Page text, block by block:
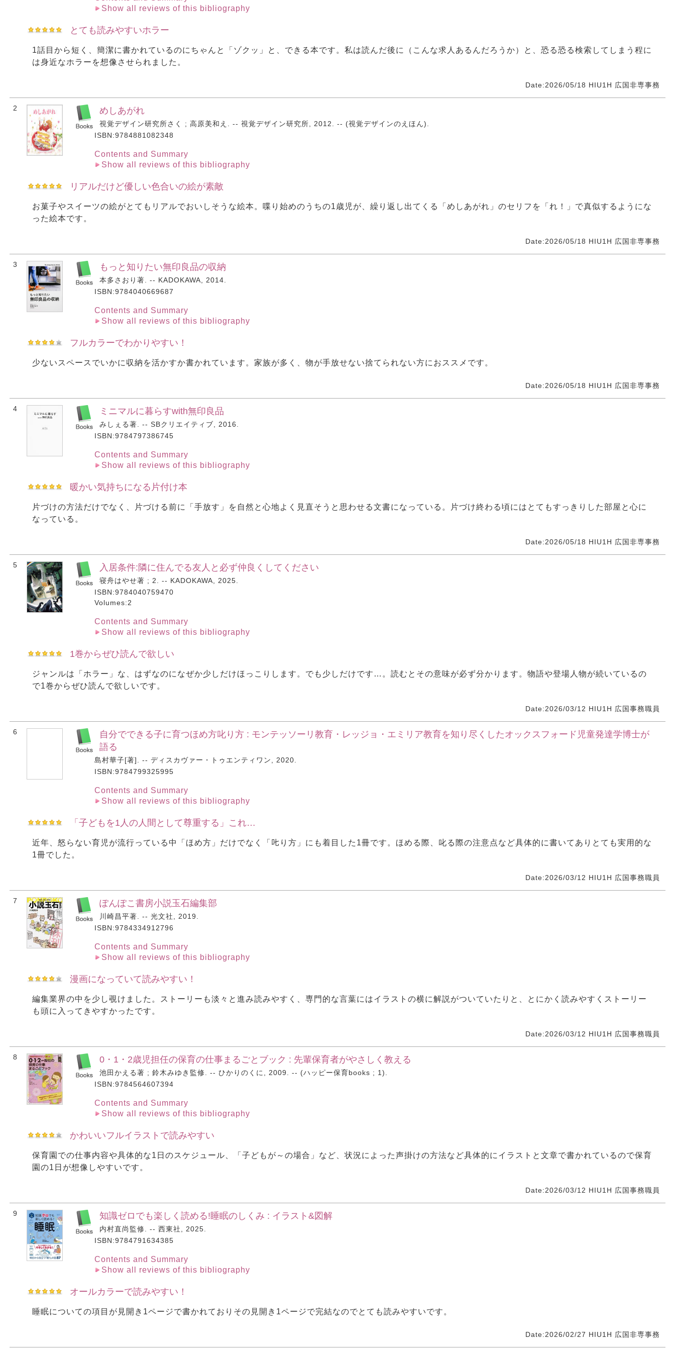
Show all reviews of this bibliography
とても読みやすいホラー
1話目から短く、簡潔に書かれているのにちゃんと「ゾクッ」と、できる本です。私は読んだ後に（こんな求人あるんだろうか）と、恐る恐る検索してしまう程に
は身近なホラーを想像させられました。
Date:2026/05/18 HIU1H 広国非専事務
2 めしあがれ
視覚デザイン研究所さく ; 高原美和え. -- 視覚デザイン研究所, 2012. -- (視覚デザインのえほん).
ISBN:9784881082348
Contents and Summary
Show all reviews of this bibliography
リアルだけど優しい色合いの絵が素敵
お菓子やスイーツの絵がとてもリアルでおいしそうな絵本。喋り始めのうちの1歳児が、繰り返し出てくる「めしあがれ」のセリフを「れ！」で真似するようにな
った絵本です。
Date:2026/05/18 HIU1H 広国非専事務
3 もっと知りたい無印良品の収納
本多さおり著. -- KADOKAWA, 2014.
ISBN:9784040669687
Contents and Summary
Show all reviews of this bibliography
フルカラーでわかりやすい！
少ないスペースでいかに収納を活かすか書かれています。家族が多く、物が手放せない捨てられない方におススメです。
Date:2026/05/18 HIU1H 広国非専事務
4 ミニマルに暮らすwith無印良品
みしぇる著. -- SBクリエイティブ, 2016.
ISBN:9784797386745
Contents and Summary
Show all reviews of this bibliography
暖かい気持ちになる片付け本
片づけの方法だけでなく、片づける前に「手放す」を自然と心地よく見直そうと思わせる文書になっている。片づけ終わる頃にはとてもすっきりした部屋と心に
なっている。
Date:2026/05/18 HIU1H 広国非専事務
5 入居条件:隣に住んでる友人と必ず仲良くしてください
寝舟はやせ著 ; 2. -- KADOKAWA, 2025.
ISBN:9784040759470
Volumes:2
Contents and Summary
Show all reviews of this bibliography
1巻からぜひ読んで欲しい
ジャンルは「ホラー」な、はずなのになぜか少しだけほっこりします。でも少しだけです…。読むとその意味が必ず分かります。物語や登場人物が続いているの
で1巻からぜひ読んで欲しいです。
Date:2026/03/12 HIU1H 広国事務職員
6
自分でできる子に育つほめ方叱り方 : モンテッソーリ教育・レッジョ・エミリア教育を知り尽くしたオックスフォード児童発達学博士が
語る
島村華子[著]. -- ディスカヴァー・トゥエンティワン, 2020.
ISBN:9784799325995
Contents and Summary
Show all reviews of this bibliography
「子どもを1人の人間として尊重する」これ…
近年、怒らない育児が流行っている中「ほめ方」だけでなく「𠮟り方」にも着目した1冊です。ほめる際、叱る際の注意点など具体的に書いてありとても実用的な
1冊でした。
Date:2026/03/12 HIU1H 広国事務職員
7 ぽんぽこ書房小説玉石編集部
川崎昌平著. -- 光文社, 2019.
ISBN:9784334912796
Contents and Summary
Show all reviews of this bibliography
漫画になっていて読みやすい！
編集業界の中を少し覗けました。ストーリーも淡々と進み読みやすく、専門的な言葉にはイラストの横に解説がついていたりと、とにかく読みやすくストーリー
も頭に入ってきやすかったです。
Date:2026/03/12 HIU1H 広国事務職員
8 0・1・2歳児担任の保育の仕事まるごとブック : 先輩保育者がやさしく教える
池田かえる著 ; 鈴木みゆき監修. -- ひかりのくに, 2009. -- (ハッピー保育books ; 1).
ISBN:9784564607394
Contents and Summary
Show all reviews of this bibliography
かわいいフルイラストで読みやすい
保育園での仕事内容や具体的な1日のスケジュール、「子どもが～の場合」など、状況によった声掛けの方法など具体的にイラストと文章で書かれているので保育
園の1日が想像しやすいです。
Date:2026/03/12 HIU1H 広国事務職員
9 知識ゼロでも楽しく読める!睡眠のしくみ : イラスト&図解
内村直尚監修. -- 西東社, 2025.
ISBN:9784791634385
Contents and Summary
Show all reviews of this bibliography
オールカラーで読みやすい！
睡眠についての項目が見開き1ページで書かれておりその見開き1ページで完結なのでとても読みやすいです。
Date:2026/02/27 HIU1H 広国非専事務